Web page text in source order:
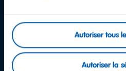
Autoriser tous
Autoriser la
D'autres